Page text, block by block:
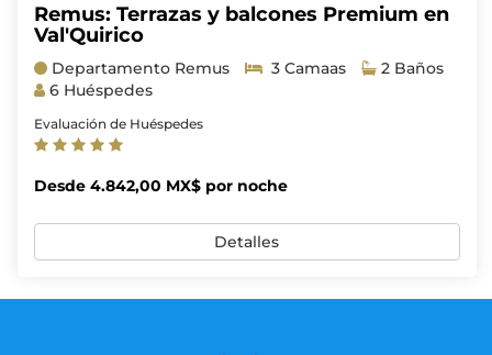
Remus: Terrazas y balcones Premium en
Val'Quirico
Departamento Remus 3 Camaas
2 Baños
6 Huéspedes
Evaluación de Huéspedes
Desde 4.842,00 MX$ por noche
Detalles